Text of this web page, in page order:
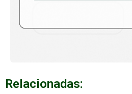
Relacionadas: